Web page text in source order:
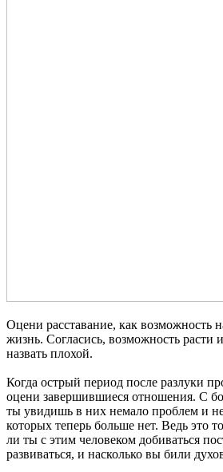
Оцени расставание, как возможность
жизнь. Согласись, возможность расти и
назвать плохой.
Когда острый период после разлуки
оцени завершившиеся отношения. С
ты увидишь в них немало проблем и
которых теперь больше нет. Ведь это
ли ты с этим человеком добиваться
развиваться, и насколько вы били